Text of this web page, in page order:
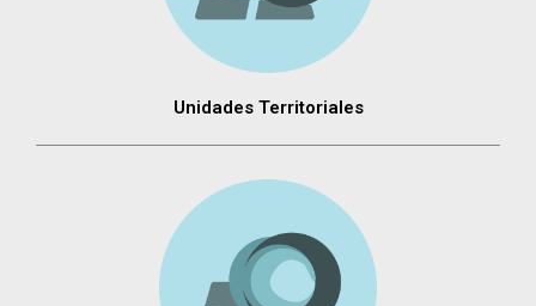
Unidades Territoriales